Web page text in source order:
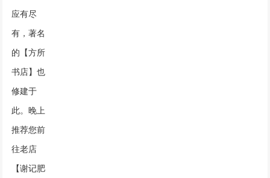
应有尽
有，著名
的【方所
书店】也
修建于
此。晚上
推荐您前
往老店
【谢记肥